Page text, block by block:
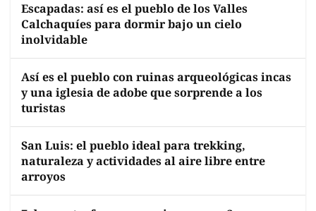
Escapadas: así es el pueblo de los Valles
Calchaquíes para dormir bajo un cielo
inolvidable
Así es el pueblo con ruinas arqueológicas incas
y una iglesia de adobe que sorprende a los
turistas
San Luis: el pueblo ideal para trekking,
naturaleza y actividades al aire libre entre
arroyos